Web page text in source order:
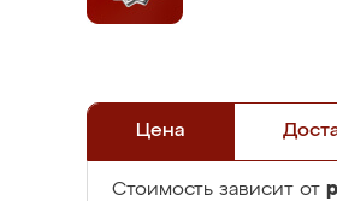
Цена
Стоимость зависит от